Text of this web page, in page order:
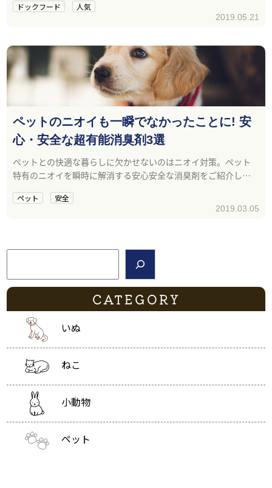
方をご紹介します。
ドックフード 人気
2019.05.21
ペットのニオイも一瞬でなかったことに! 安
心・安全な超有能消臭剤3選
ペットとの快適な暮らしに欠かせないのはニオイ対策。ペット
特有のニオイを瞬時に解消する安心安全な消臭剤をご紹介しま
ペット 安全
2019.03.05
検索
CATEGORY
いぬ
ねこ
小動物
ペット